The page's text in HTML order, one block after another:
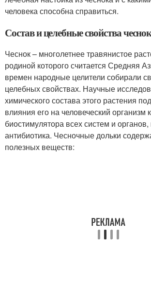
человека способна справиться.
Состав и целебные свойства
Чеснок – многолетнее травянистое
родиной которого считается Средняя
времен народные целители собирали
целебных свойствах. Научные
химического состава этого растения
влияния его на человеческий организм
биостимулятора всех систем и
антибиотика. Чесночные дольки
полезных веществ: